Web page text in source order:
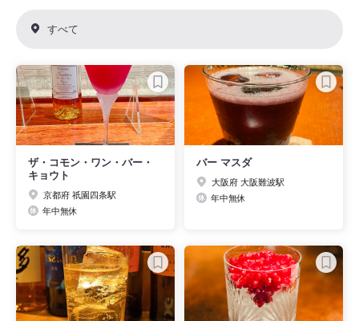
すべて
ザ・コモン・ワン・バー・
キョウト
京都府 祇園四条駅
年中無休
バー マスダ
大阪府 大阪難波駅
年中無休